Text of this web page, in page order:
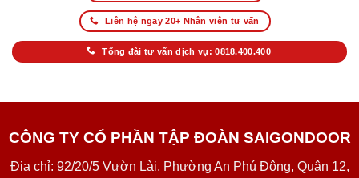
Liên hệ ngay 20+ Nhân viên tư vấn
Tổng đài tư vấn dịch vụ: 0818.400.400
CÔNG TY CỔ PHẦN TẬP ĐOÀN SAIGONDOOR
Địa chỉ: 92/20/5 Vườn Lài, Phường An Phú Đông, Quận 12,